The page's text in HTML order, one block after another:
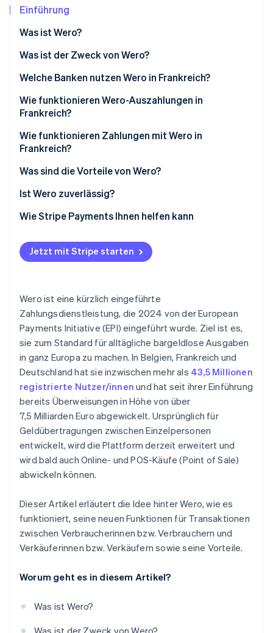
Start-up-Gründung
Climate
Identity
Erfahren Sie, wie Stripe Lösungen für die
Einführung
Was ist Wero?
Was ist der Unterschied zwischen Wero- und SEPA-
Was ist der Zweck von Wero?
Stripe bietet Support für Wero
Welche Banken nutzen Wero in Frankreich?
Wie funktionieren Wero-Auszahlungen in
Frankreich?
Wie funktionieren Zahlungen mit Wero in
Frankreich?
Was sind die Vorteile von Wero?
Vorteile von Wero für Einzelpersonen
Vorteile von Wero für Unternehmen
Vorteile von Wero für Selbstständige
Ist Wero zuverlässig?
Wie Stripe Payments Ihnen helfen kann
Jetzt mit Stripe starten
Wero ist eine kürzlich eingeführte
Zahlungsdienstleistung, die 2024 von der European
Payments Initiative (EPI) eingeführt wurde. Ziel ist es,
sie zum Standard für alltägliche bargeldlose Ausgaben
in ganz Europa zu machen. In Belgien, Frankreich und
Deutschland hat sie inzwischen mehr als 43,5 Millionen
registrierte Nutzer/innen und hat seit ihrer Einführung
bereits Überweisungen in Höhe von über
7,5 Milliarden Euro abgewickelt. Ursprünglich für
Geldübertragungen zwischen Einzelpersonen
entwickelt, wird die Plattform derzeit erweitert und
wird bald auch Online- und POS-Käufe (Point of Sale)
abwickeln können.
Dieser Artikel erläutert die Idee hinter Wero, wie es
funktioniert, seine neuen Funktionen für Transaktionen
zwischen Verbraucherinnen bzw. Verbrauchern und
Verkäuferinnen bzw. Verkäufern sowie seine Vorteile.
Worum geht es in diesem Artikel?
Was ist Wero?